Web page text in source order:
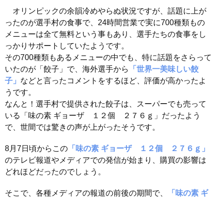
オリンピックの余韻冷めやらぬ状況ですが、話題に上が
ったのが選手村の食事で、24時間営業で実に700種類もの
メニューは全て無料という事もあり、選手たちの食事をし
っかりサポートしていたようです。
その700種類もあるメニューの中でも、特に話題をさらって
いたのが「餃子」で、海外選手から
「世界一美味しい餃
子」 などと言ったコメントをするほど、評価が高かったよ
うです。
なんと！選手村で提供された餃子は、スーパーでも売って
いる「味の素 ギョーザ １２個 ２７６ｇ」だったよう
で、世間では驚きの声が上がったそうです。
8月7日頃からこの 「味の素 ギョーザ １２個 ２７６ｇ」
のテレビ報道やメディアでの発信が始まり、購買の影響は
どれほどだったのでしょう。
そこで、各種メディアの報道の前後の期間で、
「味の素 ギ